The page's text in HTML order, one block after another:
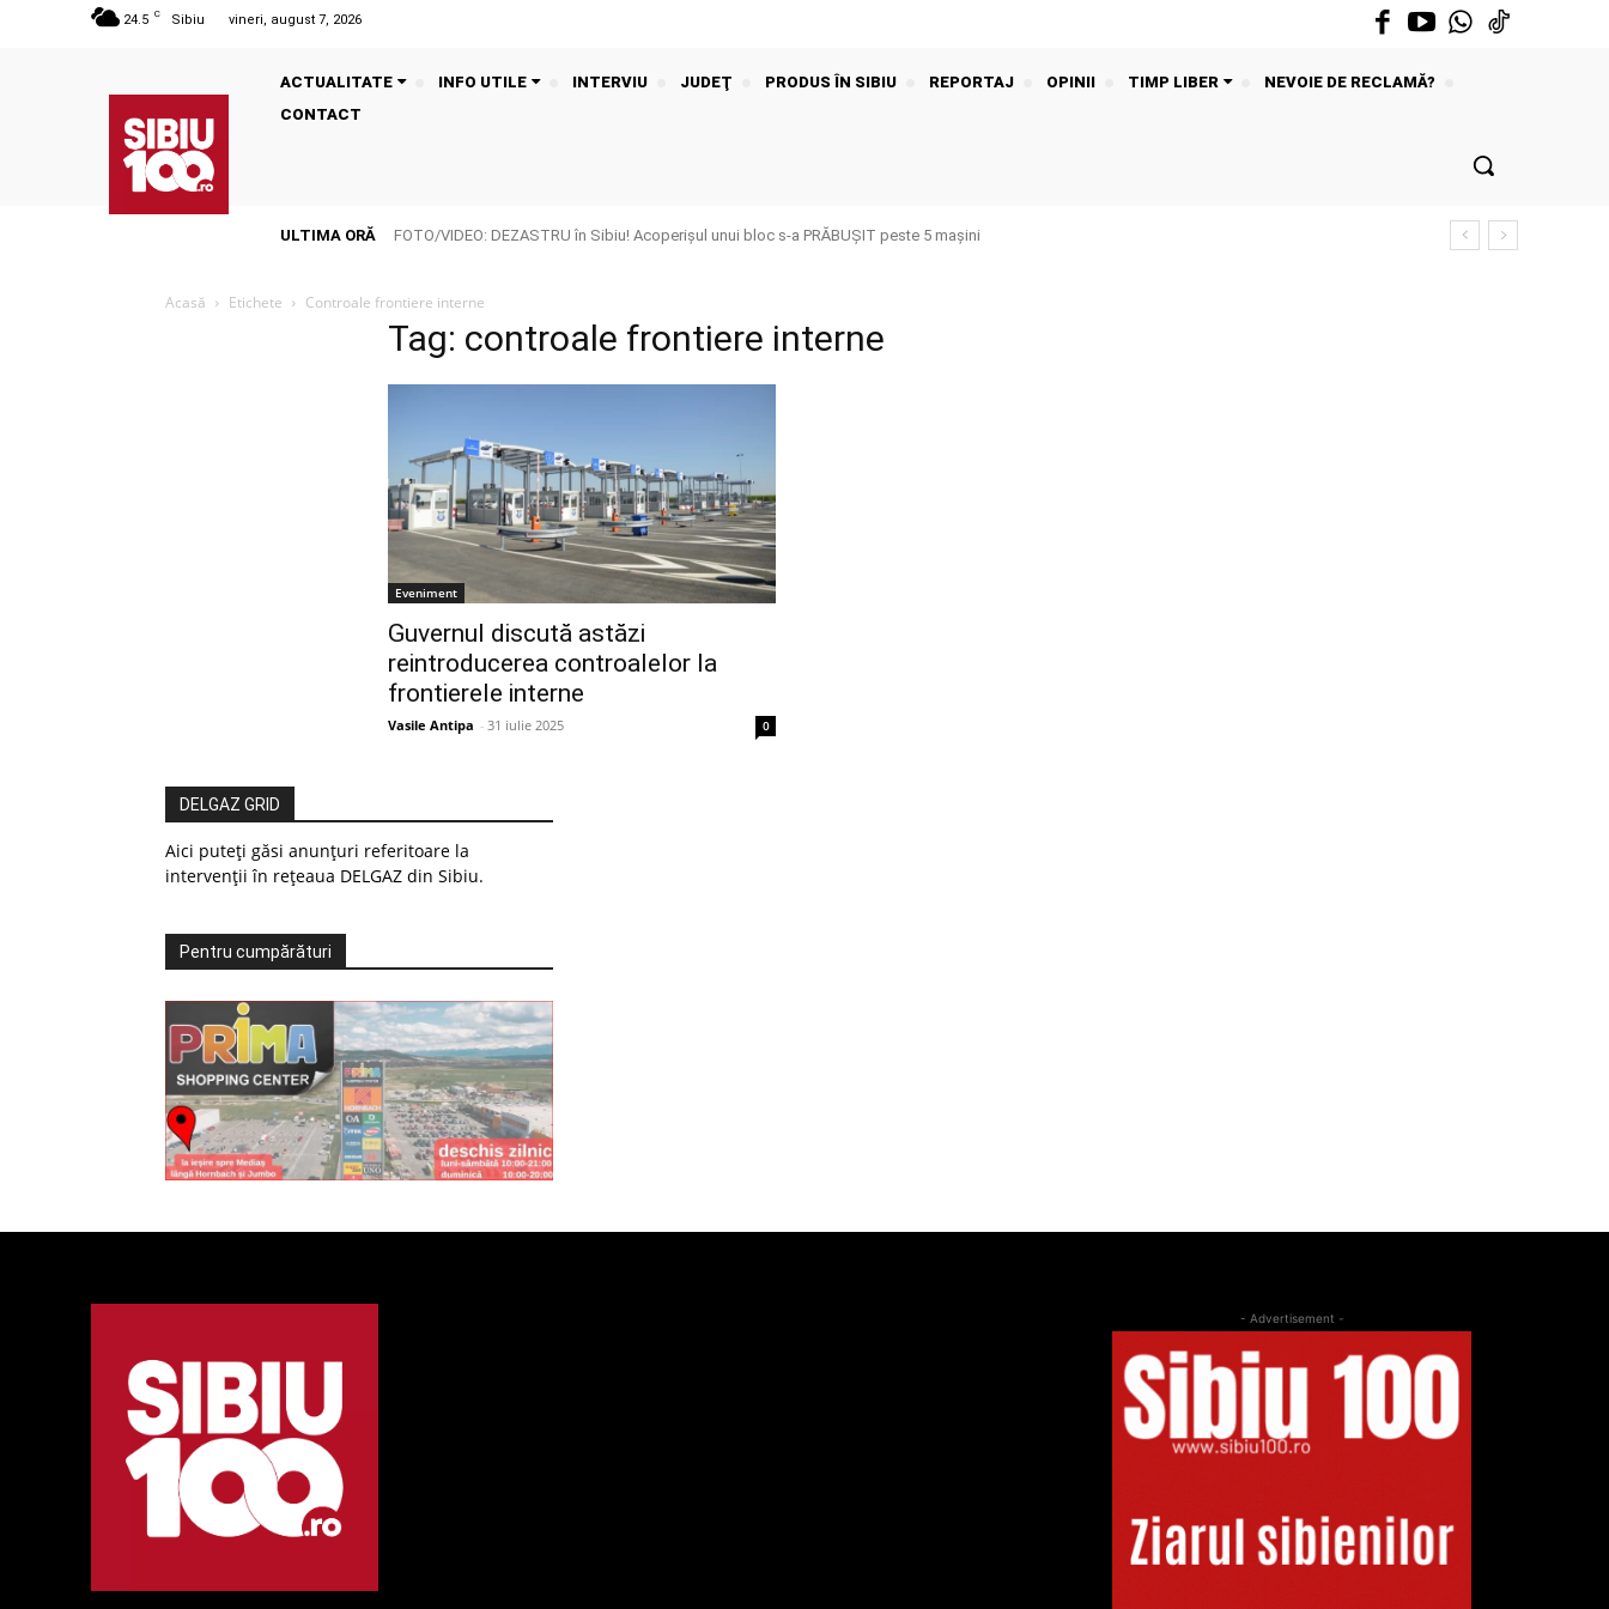
24.5 C Sibiu vineri, august 7, 2026
ACTUALITATE INFO UTILE INTERVIU JUDEŢ PRODUS ÎN SIBIU REPORTAJ OPINII TIMP LIBER
NEVOIE DE RECLAMĂ?
CONTACT
ULTIMA ORĂ FOTO/VIDEO: DEZASTRU în Sibiu! Acoperișul unui bloc s-a PRĂBUȘIT peste 5 mașini
Acasă Etichete Controale frontiere interne
Tag: controale frontiere interne
Eveniment
Guvernul discută astăzi
reintroducerea controalelor la
frontierele interne
Vasile Antipa - 31 iulie 2025 0
DELGAZ GRID
Aici puteți găsi anunțuri referitoare la
intervenții în rețeaua DELGAZ din Sibiu.
Pentru cumpărături
- Advertisement -